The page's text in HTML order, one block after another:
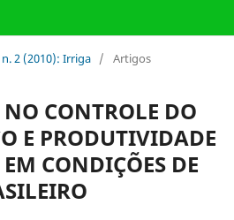
n. 2 (2010): Irriga / Artigos
CONTROLE DO
E PRODUTIVIDADE
CONDIÇÕES DE